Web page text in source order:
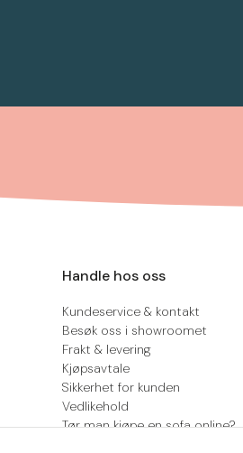
Handle hos oss
Kundeservice & kontakt
Besøk oss i showroomet
Frakt & levering
Kjøpsavtale
Sikkerhet for kunden
Vedlikehold
Tør man kjøpe en sofa online?